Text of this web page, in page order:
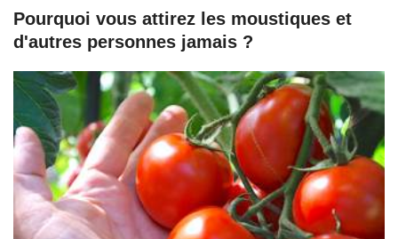
Pourquoi vous attirez les moustiques et
d'autres personnes jamais ?